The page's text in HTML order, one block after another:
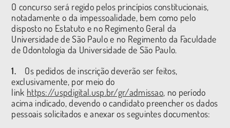
O concurso será regido pelos princípios constitucionais,
notadamente o da impessoalidade, bem como pelo
disposto no Estatuto e no Regimento Geral da
Universidade de São Paulo e no Regimento da Faculdade
de Odontologia da Universidade de São Paulo.
1. Os pedidos de inscrição deverão ser feitos,
exclusivamente, por meio do
link https://uspdigital.usp.br/gr/admissao, no período
acima indicado, devendo o candidato preencher os dados
pessoais solicitados e anexar os seguintes documentos: